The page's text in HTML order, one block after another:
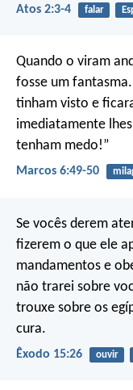
Atos 2:3-4 falar
Quando o viram
fosse um
tinham visto e
imediatamente
tenham medo!”
Marcos 6:49-50
Se vocês derem
fizerem o que ele
mandamentos e
não trarei sobre
trouxe sobre os
cura.
Êxodo 15:26 ouvir